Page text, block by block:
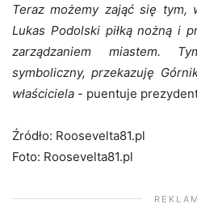
Teraz możemy zająć się tym,
Lukas Podolski piłką nożną i
zarządzaniem miastem.
symboliczny, przekazuję
właściciela - puentuje
Źródło: Roosevelta81.pl
Foto: Roosevelta81.pl